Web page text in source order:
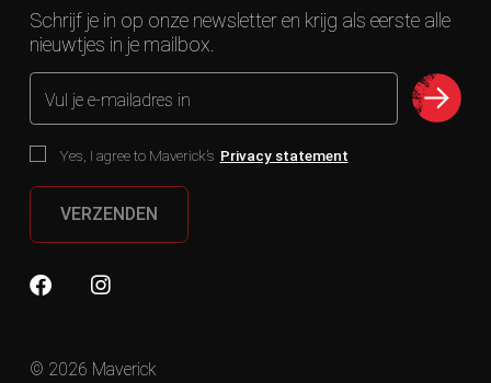
Schrijf je in op onze newsletter en krijg als eerste alle
nieuwtjes in je mailbox.
Vul je e-mailadres in
Yes, I agree to Maverick’s Privacy statement
VERZENDEN
© 2026 Maverick